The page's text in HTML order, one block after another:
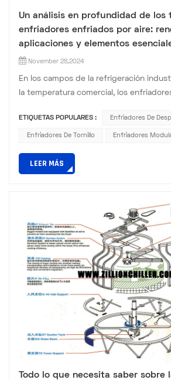
Un análisis en profundidad de los
enfriadores enfriados por aire:
aplicaciones y elementos
November 28,2024
En los campos de la refrigeración
la temperatura comercial, los
disipación de calor y características de
flexibles, son adecuados para una
enfriados por aire para ayudarlo a
ETIQUETAS POPULARES : Enfriadores De
Enfriadores De Tornillo Enfriadores
LEER MÁS
Todo lo que necesita saber sobre